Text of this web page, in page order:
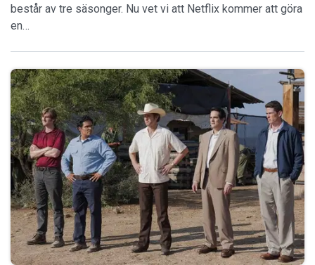
består av tre säsonger. Nu vet vi att Netflix kommer att göra
en…